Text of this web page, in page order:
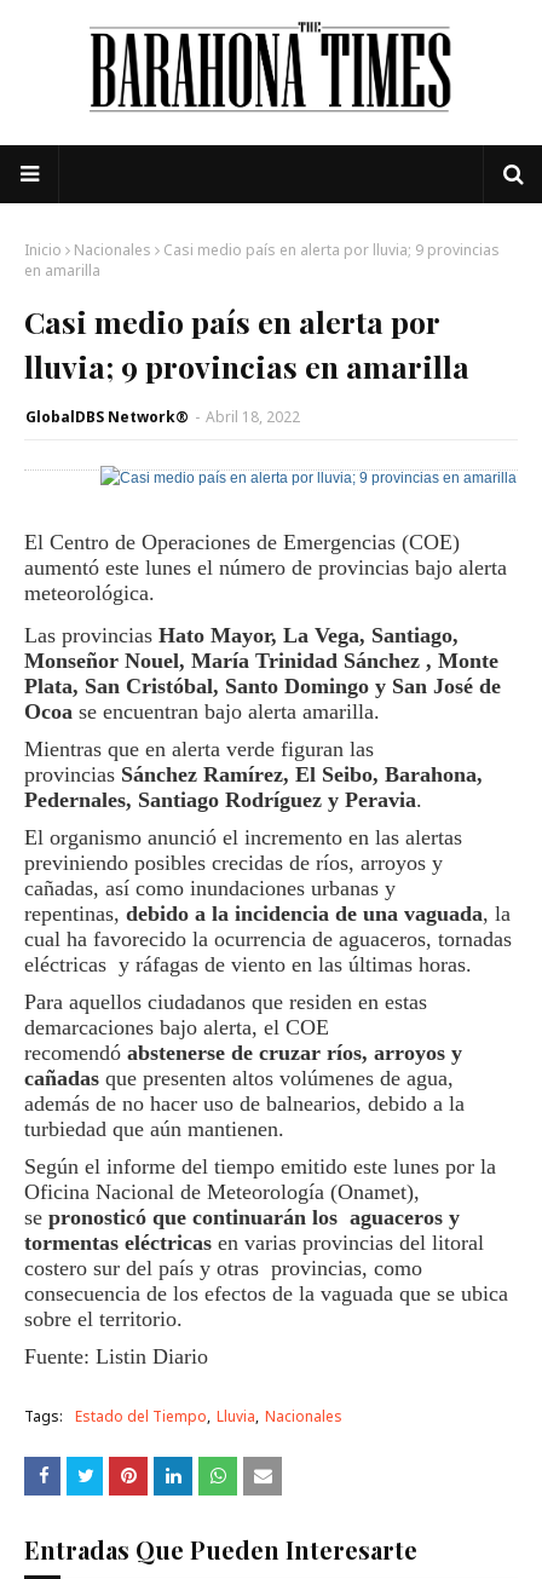
Inicio Nacionales
Casi medio país en alerta por lluvia; 9 provincias
en amarilla
Casi medio país en alerta por
lluvia; 9 provincias en amarilla
GlobalDBS Network® - Abril 18, 2022
El Centro de Operaciones de Emergencias (COE)
aumentó este lunes el número de provincias bajo alerta
meteorológica.
Las provincias Hato Mayor, La Vega, Santiago,
Monseñor Nouel, María Trinidad Sánchez , Monte
Plata, San Cristóbal, Santo Domingo y San José de
Ocoa se encuentran bajo alerta amarilla.
Mientras que en alerta verde figuran las
provincias Sánchez Ramírez, El Seibo, Barahona,
Pedernales, Santiago Rodríguez y Peravia.
El organismo anunció el incremento en las alertas
previniendo posibles crecidas de ríos, arroyos y
cañadas, así como inundaciones urbanas y
repentinas, debido a la incidencia de una vaguada, la
cual ha favorecido la ocurrencia de aguaceros, tornadas
eléctricas y ráfagas de viento en las últimas horas.
Para aquellos ciudadanos que residen en estas
demarcaciones bajo alerta, el COE
recomendó abstenerse de cruzar ríos, arroyos y
cañadas que presenten altos volúmenes de agua,
además de no hacer uso de balnearios, debido a la
turbiedad que aún mantienen.
Según el informe del tiempo emitido este lunes por la
Oficina Nacional de Meteorología (Onamet),
se pronosticó que continuarán los aguaceros y
tormentas eléctricas en varias provincias del litoral
costero sur del país y otras provincias, como
consecuencia de los efectos de la vaguada que se ubica
sobre el territorio.
Fuente: Listin Diario
Tags: Estado del Tiempo Lluvia Nacionales
Entradas Que Pueden Interesarte